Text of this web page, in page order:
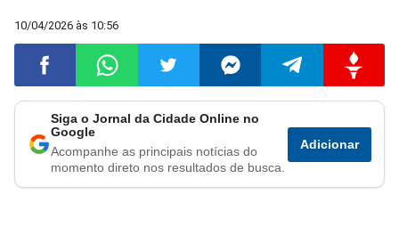
10/04/2026 às 10:56
Compartilhar
no
Compartilhar
no
Compartilhar
no
Compartilhar
no
Compartilhar
no
no
Siga o Jornal da Cidade Online no
Google
Acompanhe as principais notícias do
momento direto nos resultados de busca.
Adicionar